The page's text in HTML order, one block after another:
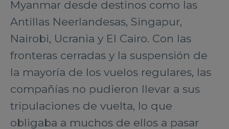
Myanmar desde destinos como las
Antillas Neerlandesas, Singapur,
Nairobi, Ucrania y El Cairo. Con las
fronteras cerradas y la suspensión de
la mayoría de los vuelos regulares, las
compañías no pudieron llevar a sus
tripulaciones de vuelta, lo que
obligaba a muchos de ellos a pasar